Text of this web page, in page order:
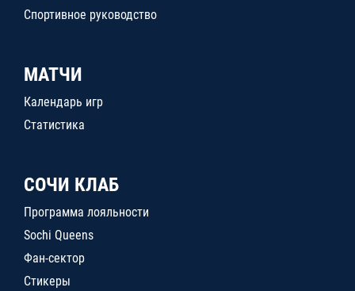
Спортивное руководство
МАТЧИ
Календарь игр
Статистика
СОЧИ КЛАБ
Программа лояльности
Sochi Queens
Фан-сектор
Стикеры